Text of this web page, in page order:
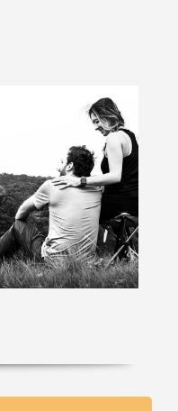
pagar mis
Así lo
hice.